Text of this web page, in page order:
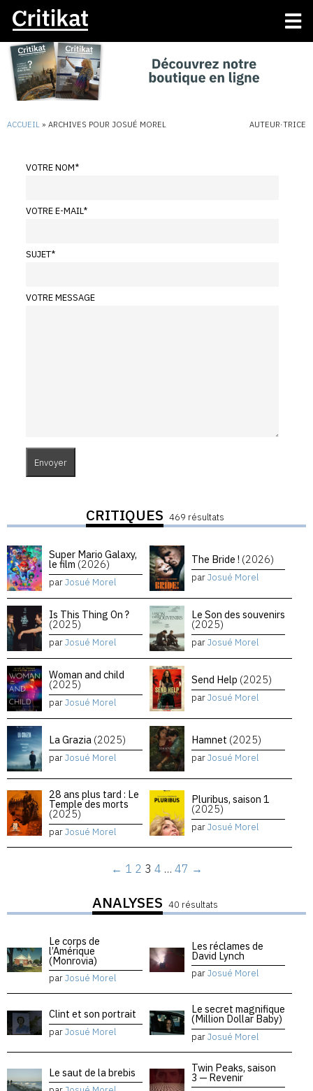
ACCUEIL » ARCHIVES POUR JOSUÉ MOREL AUTEUR·TRICE
VOTRE NOM*
VOTRE E-MAIL*
SUJET*
VOTRE MESSAGE
CRITIQUES 469 résultats
Super Mario Galaxy,
le film (2026)
parJosué Morel
The Bride ! (2026)
parJosué Morel
Is This Thing On ?
(2025)
parJosué Morel
Le Son des souvenirs
(2025)
parJosué Morel
Woman and child
(2025)
parJosué Morel
Send Help (2025)
parJosué Morel
La Grazia (2025)
parJosué Morel
Hamnet (2025)
parJosué Morel
28 ans plus tard : Le
Temple des morts
(2025)
parJosué Morel
Pluribus, saison 1
(2025)
parJosué Morel
← 1 2 3 4 … 47 →
ANALYSES 40 résultats
Le corps de
l’Amérique
(Monrovia)
parJosué Morel
Les réclames de
David Lynch
parJosué Morel
Clint et son portrait
parJosué Morel
Le secret magnifique
(Million Dollar Baby)
parJosué Morel
Le saut de la brebis Twin Peaks, saison
3 — Revenir